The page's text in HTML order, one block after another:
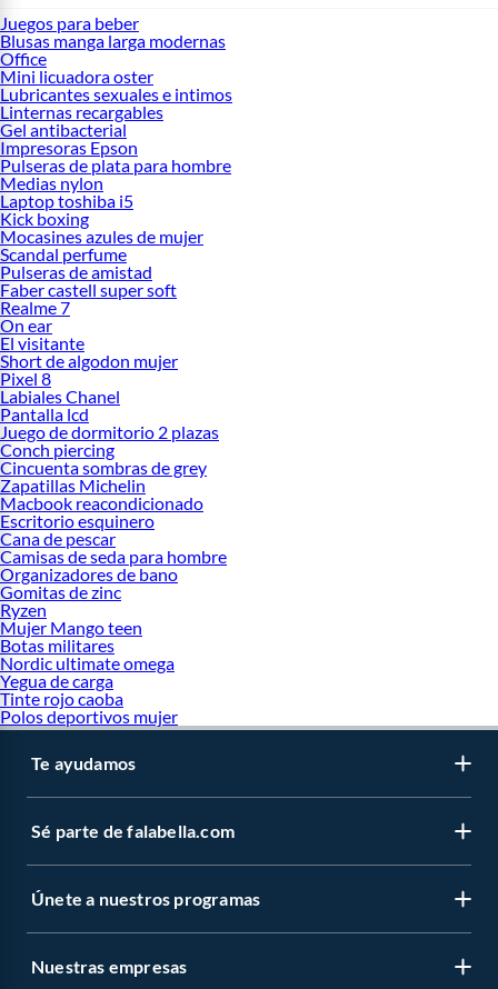
Juegos para beber
Blusas manga larga modernas
Office
Mini licuadora oster
Lubricantes sexuales e intimos
Linternas recargables
Gel antibacterial
Impresoras Epson
Pulseras de plata para hombre
Medias nylon
Laptop toshiba i5
Kick boxing
Mocasines azules de mujer
Scandal perfume
Pulseras de amistad
Faber castell super soft
Realme 7
On ear
El visitante
Short de algodon mujer
Pixel 8
Labiales Chanel
Pantalla lcd
Juego de dormitorio 2 plazas
Conch piercing
Cincuenta sombras de grey
Zapatillas Michelin
Macbook reacondicionado
Escritorio esquinero
Cana de pescar
Camisas de seda para hombre
Organizadores de bano
Gomitas de zinc
Ryzen
Mujer Mango teen
Botas militares
Nordic ultimate omega
Yegua de carga
Tinte rojo caoba
Polos deportivos mujer
Te ayudamos
Sé parte de falabella.com
Únete a nuestros programas
Nuestras empresas